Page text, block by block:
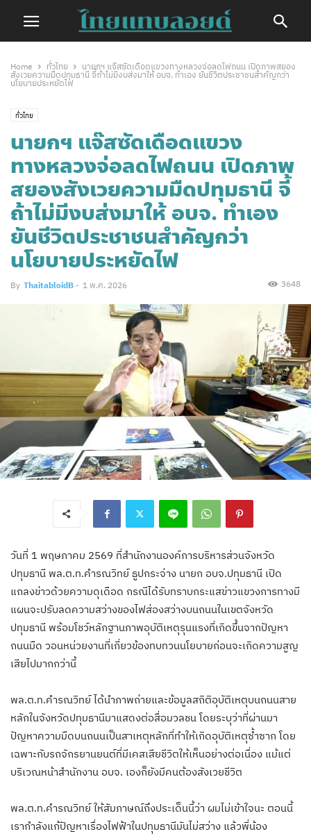
Home ทั่วไทย
นายกฯ แจ๊สซัดเดือดแขวงทางหลวงจ่อลดไฟถนน เปิดภาพสยอง
สังเวยความมืดปทุมธานี จี้ถ้าไม่มีงบส่งมาให้ อบจ. ทำเอง ยันชีวิตประชาชนสำคัญกว่า
นโยบายประหยัดไฟ
ทั่วไทย
นายกฯ แจ๊สซัดเดือดแขวง
ทางหลวงจ่อลดไฟถนน เปิดภาพ
สยองสังเวยความมืดปทุมธานี จี้
ถ้าไม่มีงบส่งมาให้ อบจ. ทำเอง
ยันชีวิตประชาชนสำคัญกว่า
นโยบายประหยัดไฟ
By ThaitabloidB - 1 พ.ค. 2026 3648
วันที่ 1 พฤษภาคม 2569 ที่สำนักงานองค์การบริหารส่วนจังหวัด
ปทุมธานี พล.ต.ท.คำรณวิทย์ ธูปกระจ่าง นายก อบจ.ปทุมธานี เปิด
แถลงข่าวด้วยความดุเดือด กรณีได้รับทราบกระแสข่าวแขวงการทางมี
แผนจะปรับลดความสว่างของไฟส่องสว่างบนถนนในเขตจังหวัด
ปทุมธานี พร้อมโชว์หลักฐานภาพอุบัติเหตุรุนแรงที่เกิดขึ้นจากปัญหา
ถนนมืด วอนหน่วยงานที่เกี่ยวข้องทบทวนนโยบายก่อนจะเกิดความสูญ
เสียไปมากกว่านี้
​พล.ต.ท.คำรณวิทย์ ได้นำภาพถ่ายและข้อมูลสถิติอุบัติเหตุบนถนนสาย
หลักในจังหวัดปทุมธานีมาแสดงต่อสื่อมวลชน โดยระบุว่าที่ผ่านมา
ปัญหาความมืดบนถนนเป็นสาเหตุหลักที่ทำให้เกิดอุบัติเหตุซ้ำซาก โดย
เฉพาะกับรถจักรยานยนต์ที่มีเคสเสียชีวิตให้เห็นอย่างต่อเนื่อง แม้แต่
บริเวณหน้าสำนักงาน อบจ. เองก็ยังมีคนต้องสังเวยชีวิต
​พล.ต.ท.คำรณวิทย์ ให้สัมภาษณ์ถึงประเด็นนี้ว่า ผมไม่เข้าใจนะ ตอนนี้
เรากำลังแก้ปัญหาเรื่องไฟฟ้าในปทุมธานีมันไม่สว่าง แล้วพี่น้อง